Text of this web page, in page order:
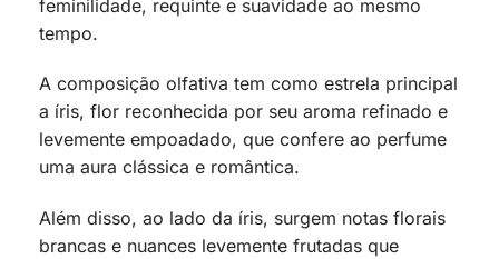
feminilidade, requinte e suavidade ao mesmo
tempo.
A composição olfativa tem como estrela principal
a íris, flor reconhecida por seu aroma refinado e
levemente empoadado, que confere ao perfume
uma aura clássica e romântica.
Além disso, ao lado da íris, surgem notas florais
brancas e nuances levemente frutadas que